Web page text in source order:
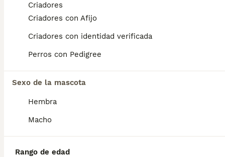
Criadores
Criadores con Afijo
Criadores con identidad verificada
Perros con Pedigree
Sexo de la mascota
Hembra
Macho
Rango de edad
¿Cuánto cuesta un cachorro
de Dobermann?
Dobermann en España es de
pedigrí, la reputación del criador y la
ubicación.
dóberman en casa?